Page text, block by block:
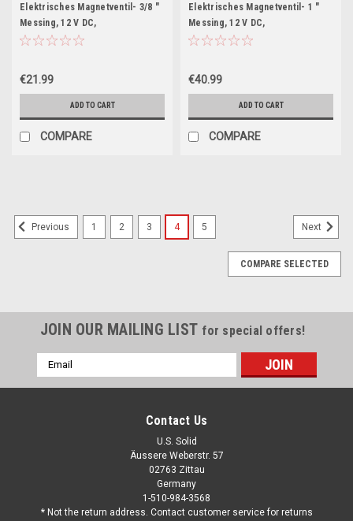
Elektrisches Magnetventil- 3/8 "
Messing, 12 V DC,
Normalerweise Geschlossen,
€21.99
ADD TO CART
COMPARE
Elektrisches Magnetventil- 1 "
Messing, 12 V DC,
Normalerweise Geschlossen,
€40.99
ADD TO CART
COMPARE
Previous 1 2 3 4 5 Next
COMPARE SELECTED
JOIN OUR MAILING LIST for special offers!
Email
Address
Contact Us
U.S. Solid
Äussere Weberstr. 57
02763 Zittau
Germany
1-510-984-3568
* Not the return address. Contact customer service for returns